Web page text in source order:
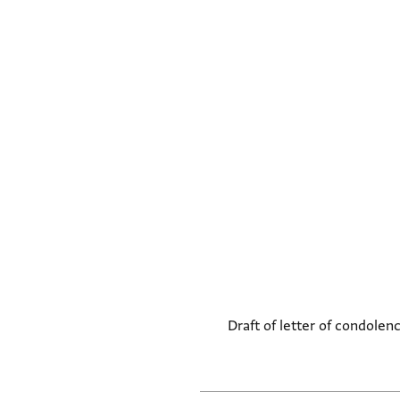
Draft of letter of